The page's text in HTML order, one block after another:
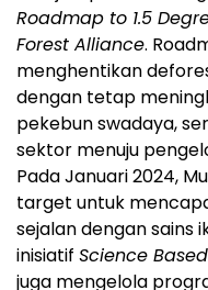
Roadmap to 1.5
Forest Alliance.
menghentikan
dengan tetap
pekebun swadaya,
sektor menuju
Pada Januari 2024,
target untuk
sejalan dengan sains
inisiatif Science
juga mengelola